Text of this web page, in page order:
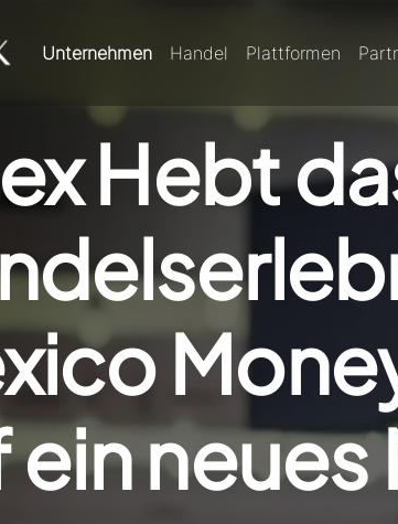
Unternehmen Handel Plattformen
Hebt
ein neues